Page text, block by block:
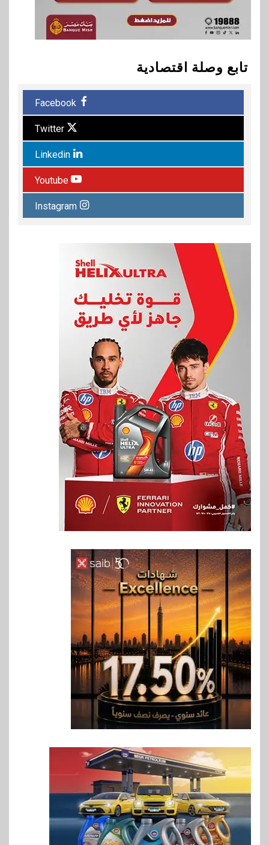
تابع وصلة اقتصادية
Facebook
Twitter
Linkedin
Youtube
Instagram
6
بنوك
بنك QNB مصر يعزز جاهزية
المشروعات الصغيرة والمتوسطة
للنمو والتوسع
7 اخبار
فيكسد مصر و”حلول” تتشاركان
في تطوير أول منصة للسياحة
الصحية في مصر والشرق الأوسط
وأفريقيا Tour4Cure
8
سوق وصلة
هواوي: هاتف nova 15
Max بطارية ضخمة وتصميم متين
جهازًا مثاليًا للشباب
9 اقتصاد